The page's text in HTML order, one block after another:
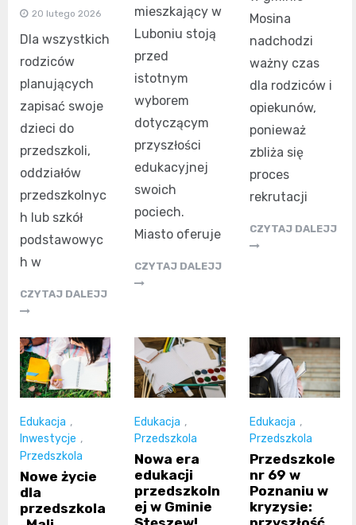
20 lutego 2026
Dla wszystkich
rodziców
planujących
zapisać swoje
dzieci do
przedszkoli,
oddziałów
przedszkolnyc
h lub szkół
podstawowyc
h w
CZYTAJ DALEJJ
mieszkający w
Luboniu stoją
przed
istotnym
wyborem
dotyczącym
przyszłości
edukacyjnej
swoich
pociech.
Miasto oferuje
CZYTAJ DALEJJ
Mosina
nadchodzi
ważny czas
dla rodziców i
opiekunów,
ponieważ
zbliża się
proces
rekrutacji
CZYTAJ DALEJJ
Edukacja ,
Inwestycje ,
Przedszkola
Nowe życie
dla
przedszkola
Edukacja ,
Przedszkola
Nowa era
edukacji
przedszkoln
ej w Gminie
Edukacja ,
Przedszkola
Przedszkole
nr 69 w
Poznaniu w
kryzysie: